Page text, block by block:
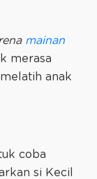
mainan
merasa
anak
coba
si Kecil